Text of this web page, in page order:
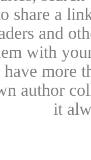
share a
and
with
more
author
it